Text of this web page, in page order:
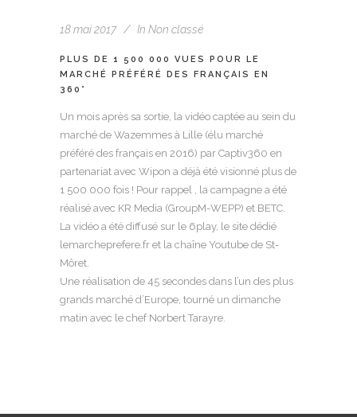
18 mai 2017 In Non classé
PLUS DE 1 500 000 VUES POUR LE
MARCHÉ PRÉFÉRÉ DES FRANÇAIS EN
360°
Un mois après sa sortie, la vidéo captée au sein du
marché de Wazemmes à Lille (élu marché
préféré des français en 2016) par Captiv360 en
partenariat avec Wipon a déjà été visionné plus de
1 500 000 fois ! Pour rappel , la campagne a été
réalisé avec KR Media (GroupM-WEPP) et BETC.
La vidéo a été diffusé sur le 6play, le site dédié
lemarcheprefere.fr et la chaîne Youtube de St-
Môret.
Une réalisation de 45 secondes dans l’un des plus
grands marché d’Europe, tourné un dimanche
matin avec le chef Norbert Tarayre.